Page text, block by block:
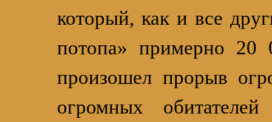
который, как и все
потопа» примерно 20
произошел прорыв
огромных